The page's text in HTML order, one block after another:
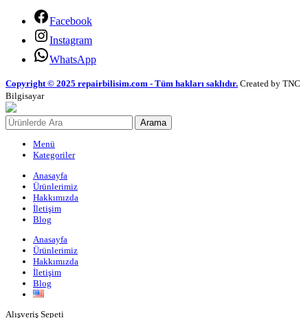
Facebook
Instagram
WhatsApp
Copyright © 2025 repairbilisim.com - Tüm hakları saklıdır. Created by TNC
Bilgisayar
Arama
Menü
Kategoriler
Anasayfa
Ürünlerimiz
Hakkımızda
İletişim
Blog
Anasayfa
Ürünlerimiz
Hakkımızda
İletişim
Blog
Alışveriş Sepeti